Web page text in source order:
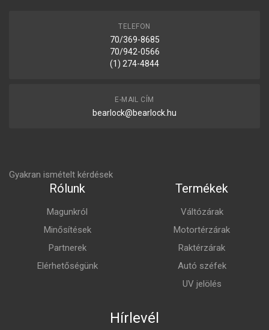
TELEFON
70/369-8685
70/942-0566
(1) 274-4844
E-MAIL CÍM
bearlock@bearlock.hu
Gyakran ismételt kérdések
Rólunk
Magunkról
Minősítések
Partnerek
Elérhetőségünk
Termékek
Váltózárak
Motortérzárak
Raktérzárak
Autó széfek
UV jelölés
Hírlevél